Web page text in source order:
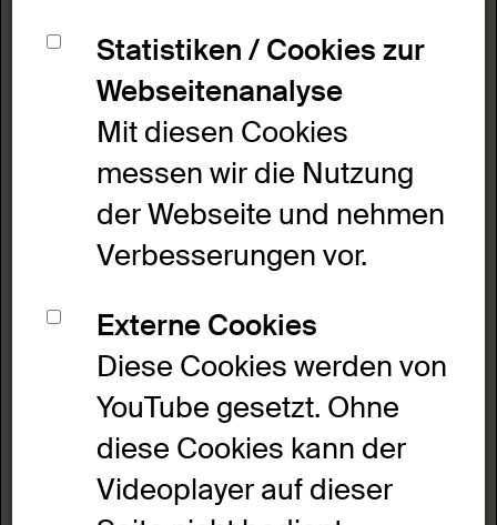
Zentimeter hoch und fast 30
Zentimeter breit. Er ist ungefähr so
groß wie ein Schäferhund.
Experten denken: Der Ziegel wurde
im 17. Jahrhundert hergestellt.
Man nennt diese Zeit: späte Ming-
Ming-Zeit ist der Name der Epoche
in China von ungefähr dem Jahr
1350 bis 1650, also 300 Jahre lang.
Statistiken / Cookies zur
Webseitenanalyse
Mit diesen Cookies
messen wir die Nutzung
der Webseite und nehmen
Verbesserungen vor.
Externe Cookies
Diese Cookies werden von
YouTube gesetzt. Ohne
diese Cookies kann der
Videoplayer auf dieser